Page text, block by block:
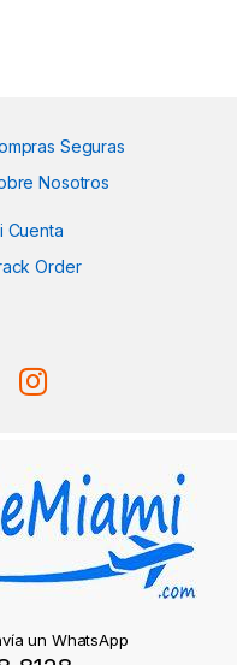
Seguras
Nosotros
Cuenta
Order
un WhatsApp